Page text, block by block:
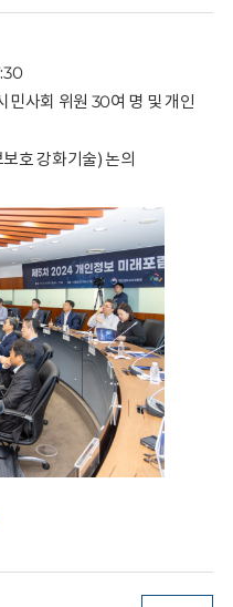
민사회 위원 30여 명 및 개인
호 강화기술) 논의